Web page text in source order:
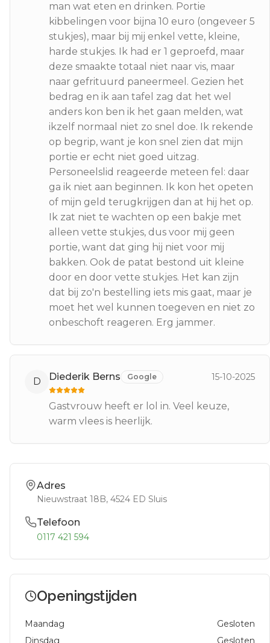
man wat eten en drinken. Portie
kibbelingen voor bijna 10 euro (ongeveer 5
stukjes), maar bij mij enkel vette, kleine,
harde stukjes. Ik had er 1 geproefd, maar
deze smaakte totaal niet naar vis, maar
naar gefrituurd paneermeel. Gezien het
bedrag en ik aan tafel zag dat het wel
anders kon ben ik het gaan melden, wat
ikzelf normaal niet zo snel doe. Ik rekende
op begrip, want je kon snel zien dat mijn
portie er echt niet goed uitzag.
Personeelslid reageerde meteen fel: daar
ga ik niet aan beginnen. Ik kon het opeten
of mijn geld terugkrijgen dan at hij het op.
Ik zat niet te wachten op een bakje met
alleen vette stukjes, dus voor mij geen
portie, want dat ging hij niet voor mij
bakken. Ook de patat bestond uit kleine
door en door vette stukjes. Het kan zijn
dat bij zo'n bestelling iets mis gaat, maar je
moet het wel kunnen toegeven en niet zo
onbeschoft reageren. Erg jammer.
D Diederik Berns Google 15-10-2025
Gastvrouw heeft er lol in. Veel keuze,
warm vlees is heerlijk.
Adres
Nieuwstraat 18B, 4524 ED Sluis
Telefoon
0117 421 594
Openingstijden
Maandag
Gesloten
Dinsdag
Gesloten